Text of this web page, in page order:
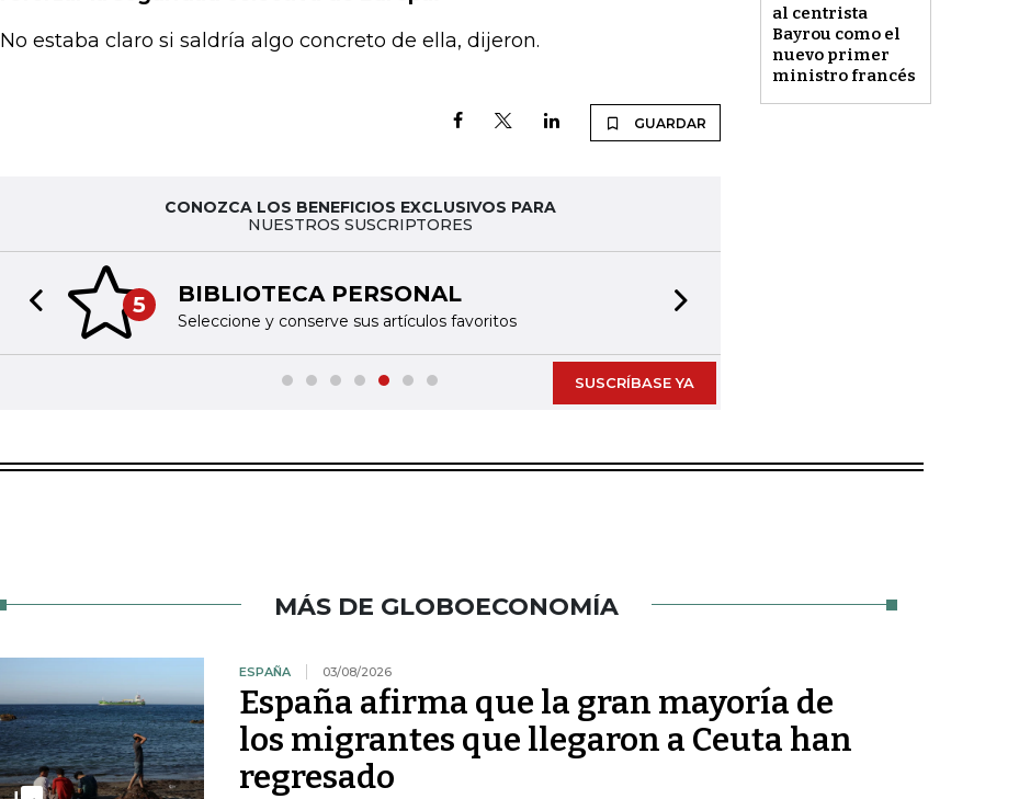
al centrista
Bayrou como el
nuevo primer
ministro francés
No estaba claro si saldría algo concreto de ella, dijeron.
GUARDAR
CONOZCA LOS BENEFICIOS EXCLUSIVOS PARA
NUESTROS SUSCRIPTORES
5 BIBLIOTECA PERSONAL
Seleccione y conserve sus artículos favoritos
Previous slide
SUSCRÍBASE YA
MÁS DE GLOBOECONOMÍA
ESPAÑA 03/08/2026
España afirma que la gran mayoría de
los migrantes que llegaron a Ceuta han
regresado